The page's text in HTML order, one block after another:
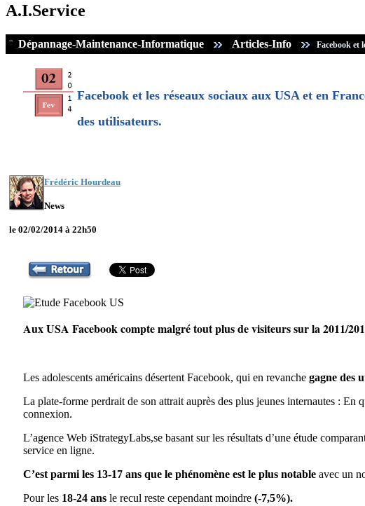
A.I.Service
¨ Dépannage-Maintenance-Informatique Articles-Info Facebook et
Facebook et les réseaux sociaux aux USA et en
des utilisateurs.
Frédéric Hourdeau
News
le 02/02/2014 à 22h50
Aux USA Facebook compte malgré tout plus de visiteurs sur la 2011/
Les adolescents américains désertent Facebook, qui en revanche gagne des
La plate-forme perdrait de son attrait auprès des plus jeunes internautes :
connexion.
L’agence Web iStrategyLabs,se basant sur les résultats d’une étude
service en ligne.
C’est parmi les 13-17 ans que le phénomène est le plus notable avec un
Pour les 18-24 ans le recul reste cependant moindre (-7,5%).